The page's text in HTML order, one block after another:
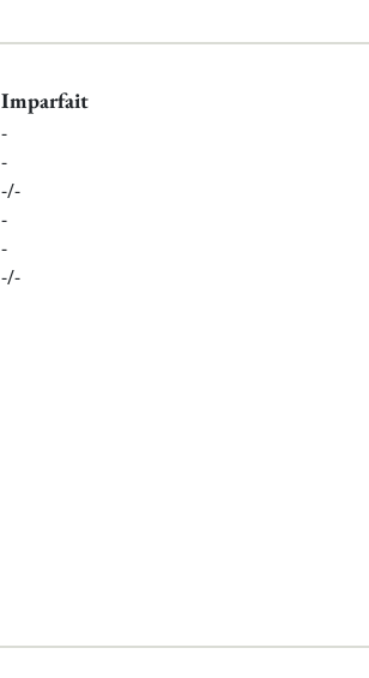
Imparfait
-
-
-/-
-
-
-/-